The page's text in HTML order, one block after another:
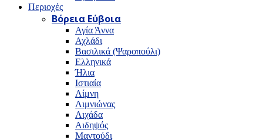
Περιοχές
Βόρεια Εύβοια
Αγία Άννα
Αχλάδι
Βασιλικά (Ψαροπούλι)
Ελληνικά
Ήλια
Ιστιαία
Λίμνη
Λιμνιώνας
Λιχάδα
Αιδηψός
Μαντούδι